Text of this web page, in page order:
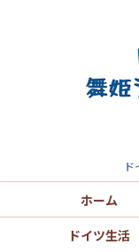
ホーム
ドイツ生活